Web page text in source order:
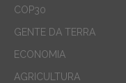
COP30
GENTE DA TERRA
ECONOMIA
AGRICULTURA